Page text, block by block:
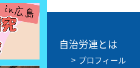
自治労連とは
プロフィール